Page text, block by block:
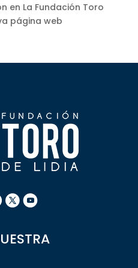
en La Fundación Toro
página web